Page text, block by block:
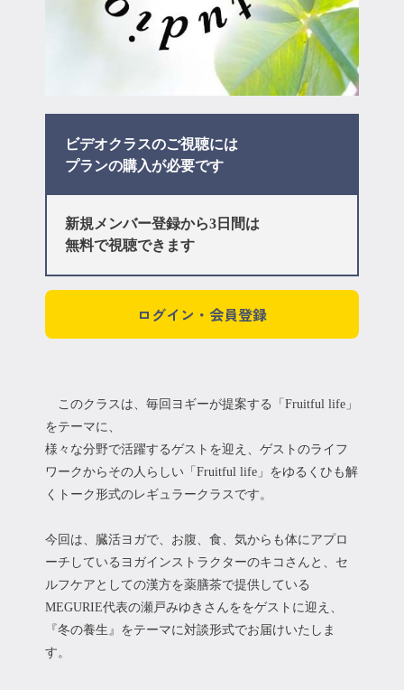
ビデオクラスのご視聴には
プランの購入が必要です
新規メンバー登録から3日間は
無料で視聴できます
ログイン・会員登録
このクラスは、毎回ヨギーが提案する「Fruitful life」
をテーマに、
様々な分野で活躍するゲストを迎え、ゲストのライフ
ワークからその人らしい「Fruitful life」をゆるくひも解
くトーク形式のレギュラークラスです。
今回は、臓活ヨガで、お腹、食、気からも体にアプロ
ーチしているヨガインストラクターのキコさんと、セ
ルフケアとしての漢方を薬膳茶で提供している
MEGURIE代表の瀬戸みゆきさんををゲストに迎え、
『冬の養生』をテーマに対談形式でお届けいたしま
す。